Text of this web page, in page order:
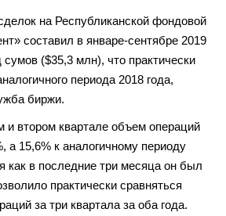
на Республиканской фондовой
составил в январе-сентябре 2019
($35,3 млн), что практически
периода 2018 года,
биржи.
и втором квартале объем операций
а 15,6% к аналогичному периоду
как в последние три месяца он был
практически сравняться
за три квартала за оба года.